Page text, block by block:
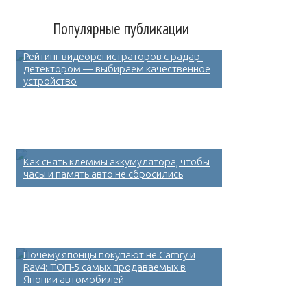
Популярные публикации
Рейтинг видеорегистраторов с радар-
детектором — выбираем качественное
устройство
Как снять клеммы аккумулятора, чтобы
часы и память авто не сбросились
Почему японцы покупают не Camry и
Rav4: ТОП-5 самых продаваемых в
Японии автомобилей